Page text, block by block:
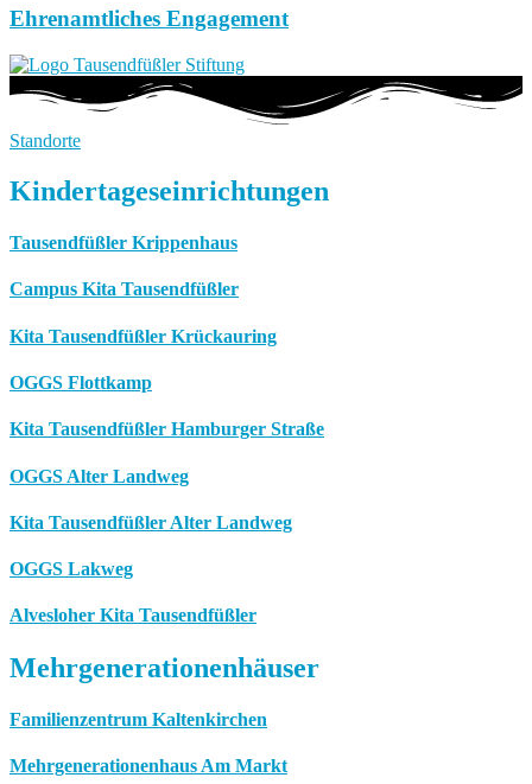
Ehrenamtliches Engagement
Standorte
Kindertageseinrichtungen
Tausendfüßler Krippenhaus
Campus Kita Tausendfüßler
Kita Tausendfüßler Krückauring
OGGS Flottkamp
Kita Tausendfüßler Hamburger Straße
OGGS Alter Landweg
Kita Tausendfüßler Alter Landweg
OGGS Lakweg
Alvesloher Kita Tausendfüßler
Mehrgenerationenhäuser
Familienzentrum Kaltenkirchen
Mehrgenerationenhaus Am Markt